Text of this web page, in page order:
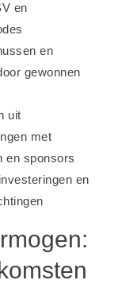
en
en
gewonnen
uit
met
en sponsors
en